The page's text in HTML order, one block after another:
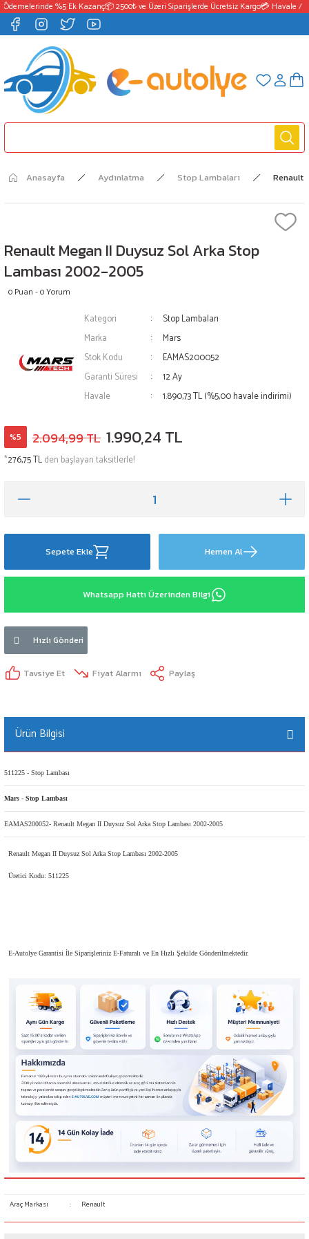
%5 Ek Kazanç📦 2500₺ ve Üzeri Siparişlerde Ücretsiz Kargo💳 Havale /
Anasayfa Aydınlatma Stop Lambaları Renault
Renault Megan II Duysuz Sol Arka Stop
Lambası 2002-2005
0 Puan - 0 Yorum
Kategori
Stop Lambaları
Marka
Mars
Stok Kodu
EAMAS200052
Garanti Süresi
12 Ay
Havale
1.890,73 TL (%5,00 havale indirimi)
%5 2.094,99 TL 1.990,24 TL
*276,75 TLden başlayan taksitlerle!
Sepete Ekle Hemen Al
Whatsapp Hattı Üzerinden Bilgi
Hızlı Gönderi
Tavsiye Et Fiyat Alarmı Paylaş
Ürün Bilgisi
511225 - Stop Lambası
Mars - Stop Lambası
EAMAS200052- Renault Megan II Duysuz Sol Arka Stop Lambası 2002-2005
Renault Megan II Duysuz Sol Arka Stop Lambası 2002-2005
Üretici Kodu: 511225
E-Autolye Garantisi İle Siparişleriniz E-Faturalı ve En Hızlı Şekilde Gönderilmektedir.
Araç Markası : Renault